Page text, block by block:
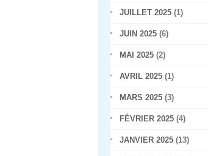
JUILLET 2025 (1)
JUIN 2025 (6)
MAI 2025 (2)
AVRIL 2025 (1)
MARS 2025 (3)
FÉVRIER 2025 (4)
JANVIER 2025 (13)